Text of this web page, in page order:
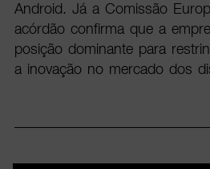
Android. Já a Comissão
acórdão confirma que a
posição dominante para
a inovação no mercado dos